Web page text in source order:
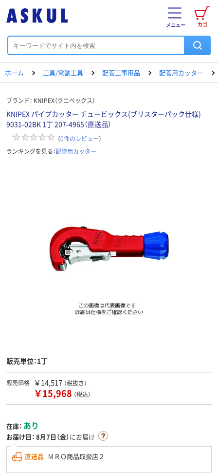
カゴ
メニュー
ホーム 工具/電動工具 配管工事用品 配管用カッター
ブランド： KNIPEX（クニペックス）
KNIPEX パイプカッター チュービックス(ブリスターパック仕様)
9031-02BK 1丁 207-4965（直送品）
（0件のレビュー）
ランキングを見る：配管用カッター
販売単位：1丁
販売価格 ￥14,517 （税抜き）
￥15,968 （税込）
在庫： あり
お届け日： 8月7日（金）にお届け
直送品 ＭＲＯ商品取扱店２